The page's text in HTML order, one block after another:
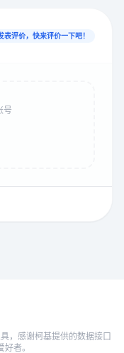
表评价，快来评价一下吧！
号
，感谢柯基提供的数据接口
者。